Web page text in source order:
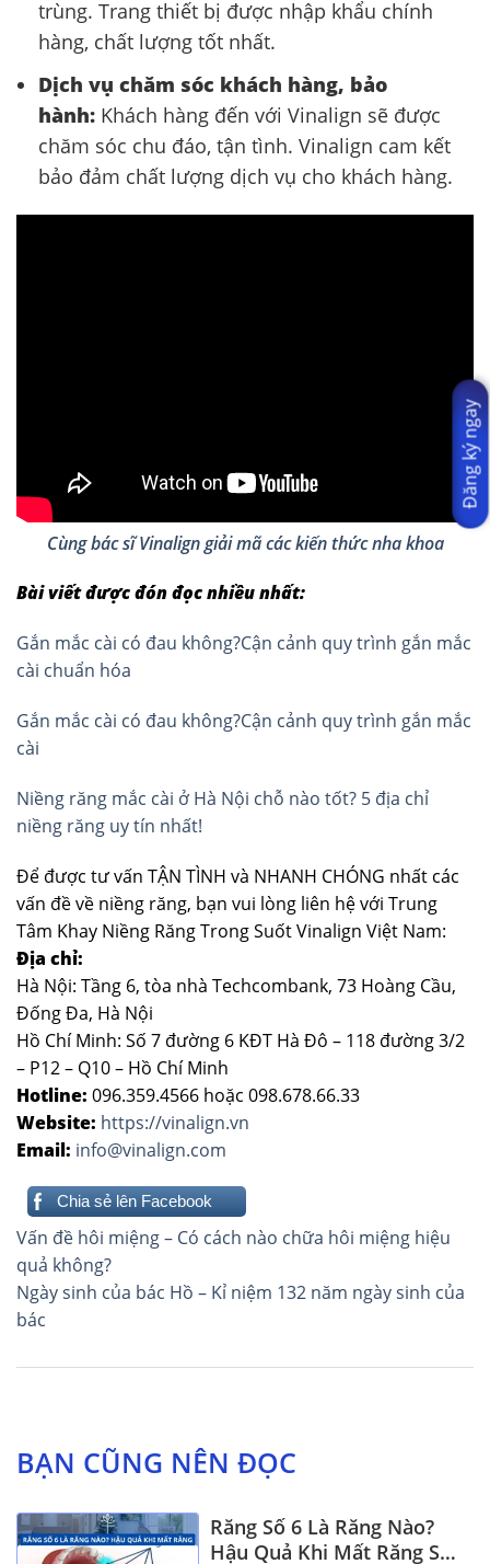
trùng. Trang thiết bị được nhập khẩu chính
hàng, chất lượng tốt nhất.
Dịch vụ chăm sóc khách hàng, bảo
hành: Khách hàng đến với Vinalign sẽ được
chăm sóc chu đáo, tận tình. Vinalign cam kết
bảo đảm chất lượng dịch vụ cho khách hàng.
Cùng bác sĩ Vinalign giải mã các kiến thức nha khoa
Bài viết được đón đọc nhiều nhất:
Gắn mắc cài có đau không?Cận cảnh quy trình gắn mắc
cài chuẩn hóa
Gắn mắc cài có đau không?Cận cảnh quy trình gắn mắc
cài
Niềng răng mắc cài ở Hà Nội chỗ nào tốt? 5 địa chỉ
niềng răng uy tín nhất!
Để được tư vấn TẬN TÌNH và NHANH CHÓNG nhất các
vấn đề về niềng răng, bạn vui lòng liên hệ với Trung
Tâm Khay Niềng Răng Trong Suốt Vinalign Việt Nam:
Địa chỉ:
Hà Nội: Tầng 6, tòa nhà Techcombank, 73 Hoàng Cầu,
Đống Đa, Hà Nội
Hồ Chí Minh: Số 7 đường 6 KĐT Hà Đô – 118 đường 3/2
– P12 – Q10 – Hồ Chí Minh
Hotline: 096.359.4566 hoặc 098.678.66.33
Website: https://vinalign.vn
Email: info@vinalign.com
Chia sẻ lên Facebook
Điều
hướng
bài
viết
Vấn đề hôi miệng – Có cách nào chữa hôi miệng hiệu
quả không?
Ngày sinh của bác Hồ – Kỉ niệm 132 năm ngày sinh của
bác
BẠN CŨNG NÊN ĐỌC
Răng Số 6 Là Răng Nào?
Hậu Quả Khi Mất Răng Số
Đăng ký ngay